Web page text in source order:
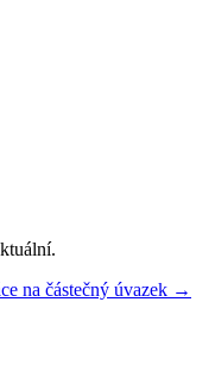
na částečný úvazek →